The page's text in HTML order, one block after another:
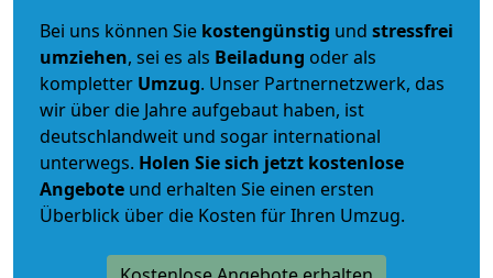
Bei uns können Sie kostengünstig und stressfrei
umziehen, sei es als Beiladung oder als
kompletter Umzug. Unser Partnernetzwerk, das
wir über die Jahre aufgebaut haben, ist
deutschlandweit und sogar international
unterwegs. Holen Sie sich jetzt kostenlose
Angebote und erhalten Sie einen ersten
Überblick über die Kosten für Ihren Umzug.